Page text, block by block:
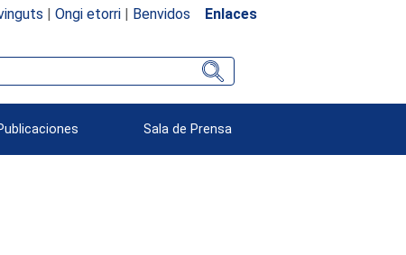
| Ongi etorri| Benvidos Enlaces
Sala de Prensa